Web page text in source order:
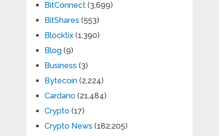
BitConnect(3,699)
BitShares (553)
Blocktix(1,390)
Blog(9)
Business (3)
Bytecoin(2,224)
Cardano(21,484)
Crypto(17)
Crypto News (182,205)